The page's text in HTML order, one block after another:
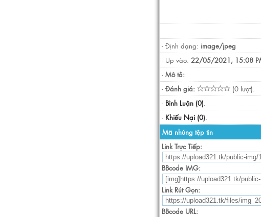
- Định dạng: image/jpeg
- Up vào: 22/05/2021, 15:08
- Mô tả:
- Đánh giá:
(0 lượt).
- Bình Luận (0).
- Khiếu Nại (0).
Mã nhúng tệp tin
Link Trực Tiếp:
BBcode IMG:
Link Rút Gọn:
BBcode URL: